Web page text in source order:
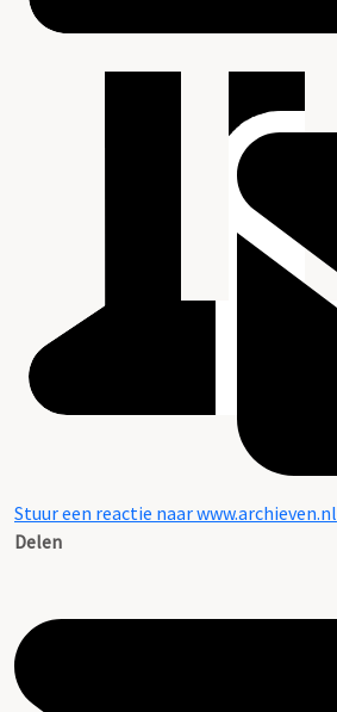
Stuur een reactie naar www.archieven.nl
Delen